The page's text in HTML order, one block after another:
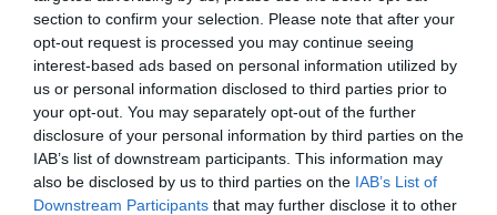
section to confirm your selection. Please note that after your
opt-out request is processed you may continue seeing
interest-based ads based on personal information utilized by
us or personal information disclosed to third parties prior to
your opt-out. You may separately opt-out of the further
disclosure of your personal information by third parties on the
IAB’s list of downstream participants. This information may
also be disclosed by us to third parties on the IAB’s List of
Downstream Participants that may further disclose it to other